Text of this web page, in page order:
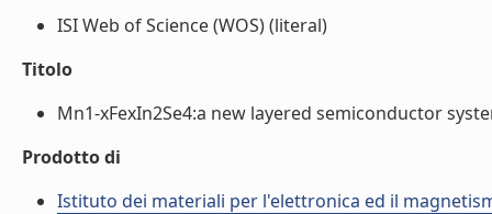
ISI Web of Science (WOS) (literal)
Titolo
Mn1-xFexIn2Se4:a new layered semiconductor
Prodotto di
Istituto dei materiali per l'elettronica ed il